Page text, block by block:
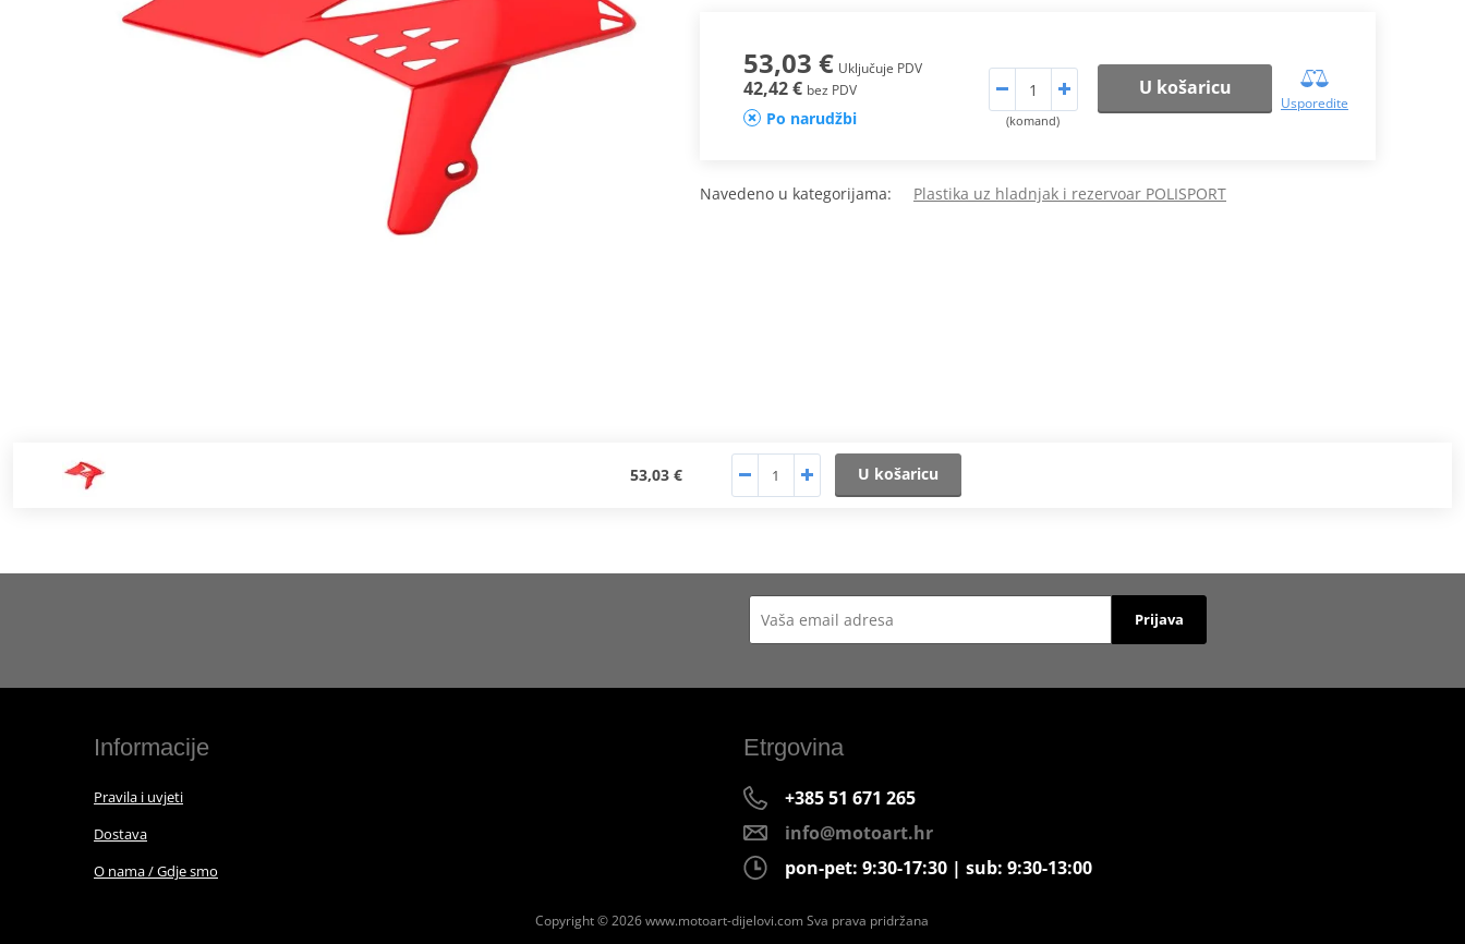
53,03 € Uključuje PDV
42,42 € bez PDV
Po narudžbi (komand)
U košaricu
Usporedite
Navedeno u kategorijama: Plastika uz hladnjak i rezervoar POLISPORT
53,03 € U košaricu
Prijava
Informacije
Pravila i uvjeti
Dostava
O nama / Gdje smo
Etrgovina
+385 51 671 265
info@motoart.hr
pon-pet: 9:30-17:30 | sub: 9:30-13:00
Copyright © 2026 www.motoart-dijelovi.com Sva prava pridržana